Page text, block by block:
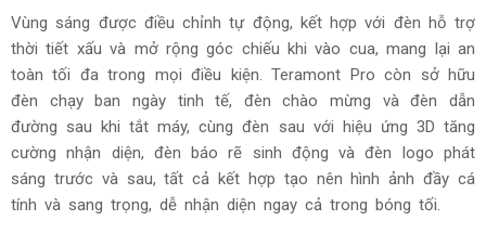
thông minh IQ.Light LED – biểu tượng nhận diện mới của
Volkswagen – cùng loạt hiệu ứng ánh sáng độc đáo phía
trước và sau.
Hệ thống chiếu sáng trên Volkswagen Teramont Pro không
chỉ đơn thuần là đèn, mà là biểu tượng của phong cách và
công nghệ tiên tiến. Xe được trang bị chế độ tự động bật